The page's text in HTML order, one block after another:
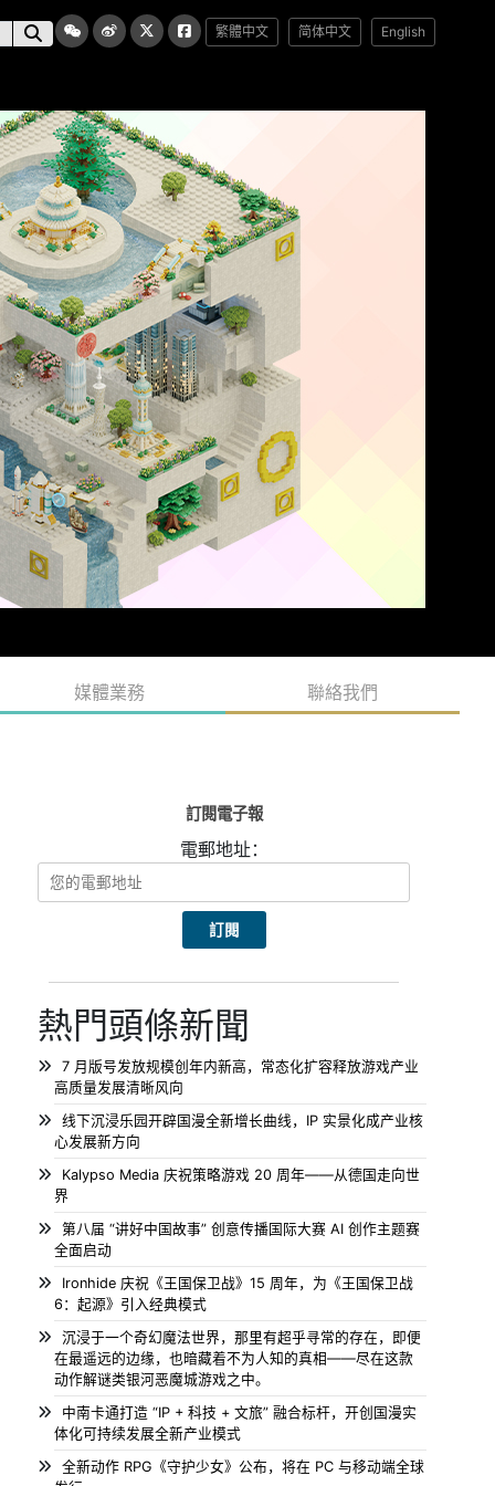
繁體中文 简体中文 English
媒體業務 聯絡我們
訂閱電子報
電郵地址：
熱門頭條新聞
7 月版号发放规模创年内新高，常态化扩容释放游戏产业
高质量发展清晰风向
线下沉浸乐园开辟国漫全新增长曲线，IP 实景化成产业核
心发展新方向
Kalypso Media 庆祝策略游戏 20 周年——从德国走向世
界
第八届 “讲好中国故事” 创意传播国际大赛 AI 创作主题赛
全面启动
Ironhide 庆祝《王国保卫战》15 周年，为《王国保卫战
6：起源》引入经典模式
沉浸于一个奇幻魔法世界，那里有超乎寻常的存在，即便
在最遥远的边缘，也暗藏着不为人知的真相——尽在这款
动作解谜类银河恶魔城游戏之中。
中南卡通打造 “IP + 科技 + 文旅” 融合标杆，开创国漫实
体化可持续发展全新产业模式
全新动作 RPG《守护少女》公布，将在 PC 与移动端全球